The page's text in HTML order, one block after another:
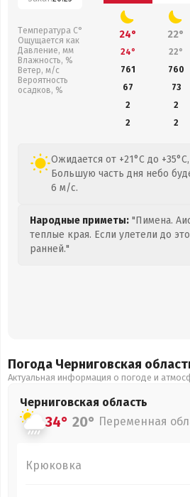
Температура С°
Ощущается как
Давление, мм
Влажность, %
Ветер, м/с
Вероятность
осадков, %
24° 22°
24° 22°
761
760
67
73
2
2
2
2
Ожидается от +21°C до
Большую часть дня небо
6 м/с.
Народные приметы: "Пимена.
теплые края. Если улетели до
ранней."
Погода Черниговская
Актуальная информация о погоде и
Черниговская область
34° 20° Переменная
Крюковка